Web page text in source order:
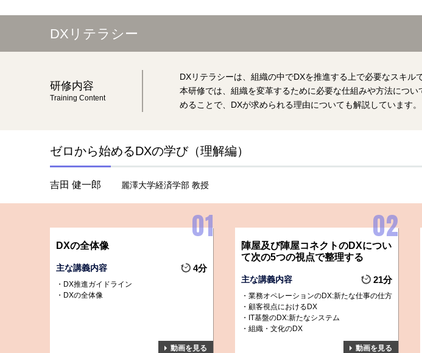
DXリテラシー
研修内容
Training Content
DXリテラシーは、組織の中でDXを推進する上で必要なスキル
本研修では、組織を変革するために必要な仕組みや方法につ
めることで、DXが求められる理由についても解説しています。
ゼロから始めるDXの学び（理解編）
吉田 健一郎 麗澤大学経済学部 教授
DXの全体像
主な講義内容 4分
DX推進ガイドライン
DXの全体像
動画を見る
陣屋及び陣屋コネクトのDXについ
て次の5つの視点で整理する
主な講義内容 21分
業務オペレーションのDX:新たな仕事の仕方
顧客視点におけるDX
IT基盤のDX:新たなシステム
組織・文化のDX
動画を見る